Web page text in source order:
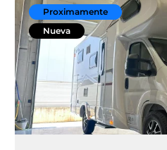
Proximamente
Nueva